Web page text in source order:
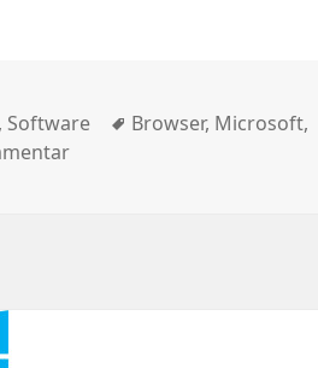
, Software Schlagwörter
Browser, Microsoft,
zu Spartan: Hitzige